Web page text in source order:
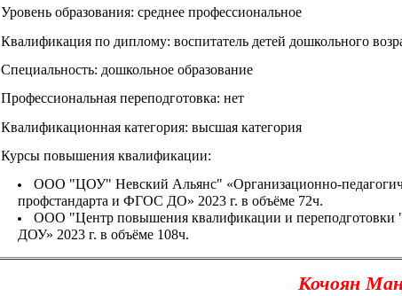
Уровень образования: среднее профессиональное
Квалификация по диплому: воспитатель детей дошкольного
Специальность: дошкольное образование
Профессиональная переподготовка: нет
Квалификационная категория: высшая категория
Курсы повышения квалификации:
ООО "ЦОУ" Невский Альянс" «Организационно-
профстандарта и ФГОС ДО» 2023 г. в объёме 72ч.
ООО "Центр повышения квалификации и переподготовки
ДОУ» 2023 г. в объёме 108ч.
Кочоян